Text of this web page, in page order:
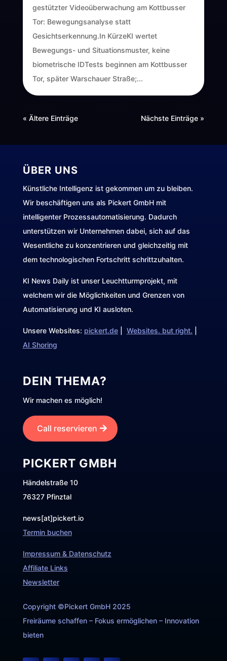
gestützter Videoüberwachung am Kottbusser
Tor: Bewegungsanalyse statt
Gesichtserkennung.In KürzeKI wertet
Bewegungs- und Situationsmuster, keine
biometrische IDTests beginnen am Kottbusser
Tor, später Warschauer Straße;...
« Ältere Einträge Nächste Einträge »
ÜBER UNS
Künstliche Intelligenz ist gekommen um zu bleiben.
Wir beschäftigen uns als Pickert GmbH mit
intelligenter Prozessautomatisierung. Dadurch
unterstützen wir Unternehmen dabei, sich auf das
Wesentliche zu konzentrieren und gleichzeitig mit
dem technologischen Fortschritt schrittzuhalten.
KI News Daily ist unser Leuchtturmprojekt, mit
welchem wir die Möglichkeiten und Grenzen von
Automatisierung und KI ausloten.
Unsere Websites: pickert.de| Websites. but right.
AI Shoring
DEIN THEMA?
Wir machen es möglich!
Call reservieren
PICKERT GMBH
Händelstraße 10
76327 Pfinztal
news[at]pickert.io
Termin buchen
Impressum & Datenschutz
Affiliate Links
Newsletter
Copyright ©Pickert GmbH 2025
Freiräume schaffen – Fokus ermöglichen – Innovation
bieten